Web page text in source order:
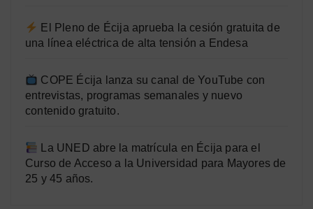
El Pleno de Écija aprueba la cesión gratuita de
una línea eléctrica de alta tensión a Endesa
COPE Écija lanza su canal de YouTube con
entrevistas, programas semanales y nuevo
contenido gratuito.
La UNED abre la matrícula en Écija para el
Curso de Acceso a la Universidad para Mayores de
25 y 45 años.